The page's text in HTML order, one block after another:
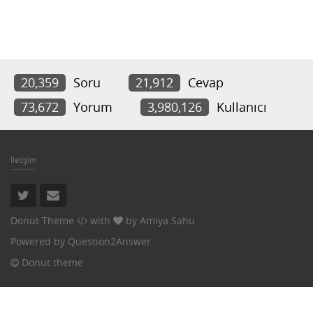
20,359 Soru 21,912
Cevap
73,672
Yorum 3,980,126 Kullanıcı
İletişim
Donut Theme with by Amiya Sahu
Powered by Question2Answer
Donut theme